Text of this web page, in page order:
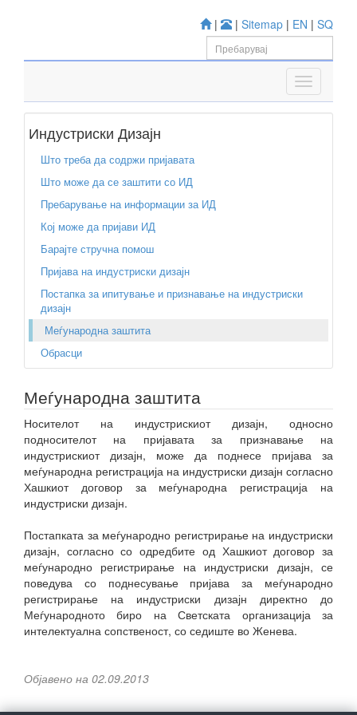
| | Sitemap | EN | SQ
Индустриски Дизајн
Што треба да содржи пријавата
Што може да се заштити со ИД
Пребарување на информации за ИД
Кој може да пријави ИД
Барајте стручна помош
Пријава на индустриски дизајн
Постапка за ипитување и признавање на индустриски
дизајн
Меѓународна заштита
Обрасци
Меѓународна заштита
Носителот на индустрискиот дизајн, односно
подносителот на пријавата за признавање на
индустрискиот дизајн, може да поднесе пријава за
меѓународна регистрација на индустриски дизајн согласно
Хашкиот договор за меѓународна регистрација на
индустриски дизајн.
Постапката за меѓународно регистрирање на индустриски
дизајн, согласно со одредбите од Хашкиот договор за
меѓународно регистрирање на индустриски дизајн, се
поведува со поднесување пријава за меѓународно
регистрирање на индустриски дизајн директно до
Меѓународното биро на Светската организација за
интелектуална сопственост, со седиште во Женева.
Објавено на 02.09.2013